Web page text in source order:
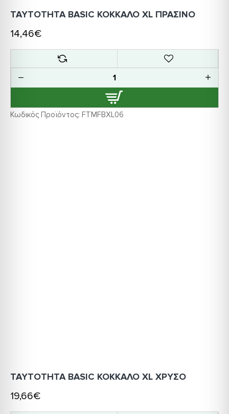
Κωδικός Προϊόντος: FTMFBXL06
ΤΑΥΤΟΤΗΤΑ BASIC ΚΟΚΚΑΛΟ XL ΠΡΑΣΙΝΟ
14,46€
ΤΑΥΤΟΤΗΤΑ BASIC ΚΟΚΚΑΛΟ XL ΧΡΥΣΟ
19,66€